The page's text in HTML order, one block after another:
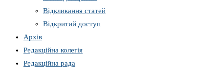
Відкликання статей
Відкритий доступ
Архів
Редакційна колегія
Редакційна рада